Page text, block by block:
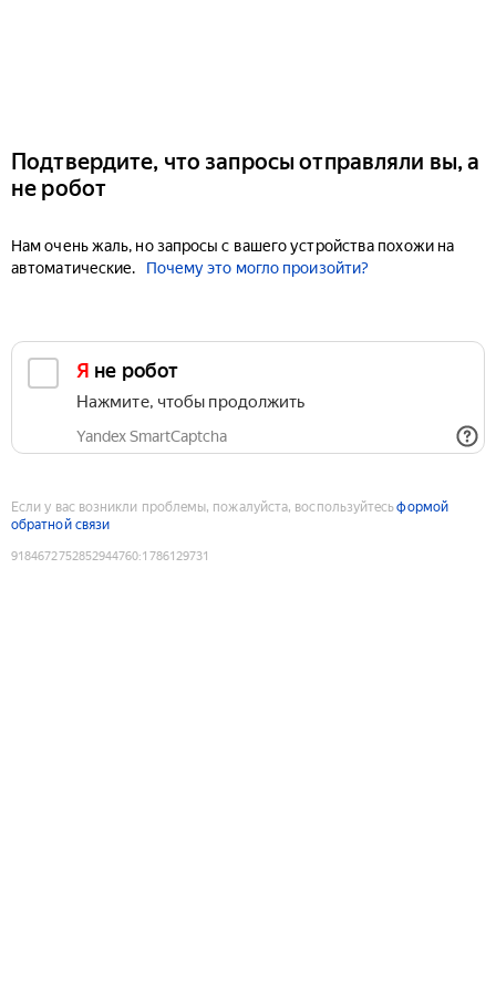
Подтвердите, что запросы отправляли вы, а
не робот
Нам очень жаль, но запросы с вашего устройства похожи на
автоматические.
Почему это могло произойти?
Я не робот
Нажмите, чтобы продолжить
Yandex SmartCaptcha
Если у вас возникли проблемы, пожалуйста, воспользуйтесьформой
обратной связи
9184672752852944760:1786129731